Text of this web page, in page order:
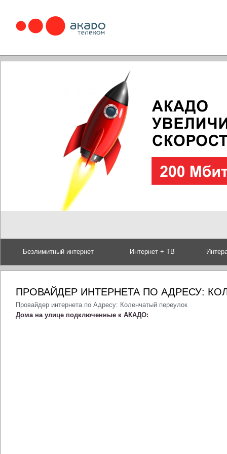
Безлимитный интернет Интернет + ТВ
ПРОВАЙДЕР ИНТЕРНЕТА ПО АДРЕСУ:
Провайдер интернета по Адресу: Коленчатый переулок
Дома на улице подключенные к АКАДО: